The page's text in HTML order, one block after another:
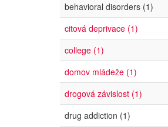
behavioral disorders (1)
citová deprivace (1)
college (1)
domov mládeže (1)
drogová závislost (1)
drug addiction (1)